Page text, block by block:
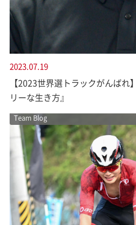
2023.07.19
【2023世界選トラックがんば
リーな生き方』
Team Blog